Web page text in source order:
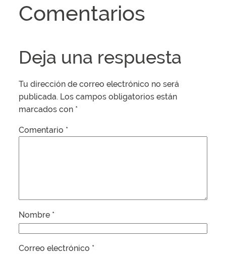
Comentarios
Deja una respuesta
Tu dirección de correo electrónico no será
publicada. Los campos obligatorios están
marcados con *
Comentario *
Nombre *
Correo electrónico *